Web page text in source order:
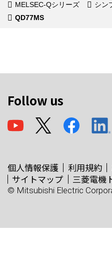
MELSEC-Qシリーズ
シン
QD77MS
Follow us
個人情報保護 利用規約
サイトマップ
三菱電機
© Mitsubishi Electric